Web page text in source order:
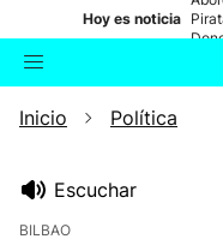
Hoy es noticia
Buscador
Inicio Política
Escuchar
BILBAO